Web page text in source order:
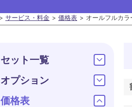
サービス・料金 価格表 オールフルカ
セット一覧
オプション
価格表